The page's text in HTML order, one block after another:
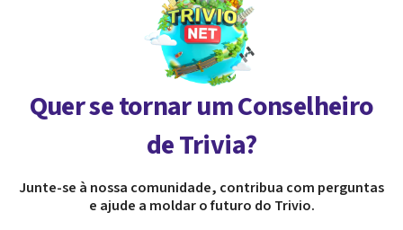
Quer se tornar um Conselheiro
de Trivia?
Junte-se à nossa comunidade, contribua com perguntas
e ajude a moldar o futuro do Trivio.